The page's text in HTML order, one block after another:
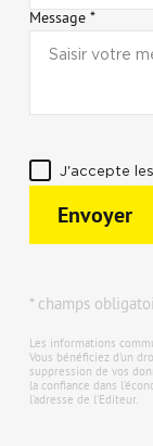
Message *
J'accepte
Envoyer
* champs
Les informations
Vous bénéficiez d'un
suppression de vos
la confiance dans
l’adresse de l’Editeur.